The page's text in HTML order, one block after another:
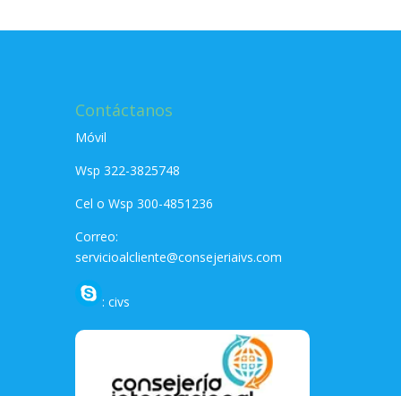
Contáctanos
Móvil
Wsp 322-3825748
Cel o Wsp 300-4851236
Correo:
servicioalcliente@consejeriaivs.com
: civs